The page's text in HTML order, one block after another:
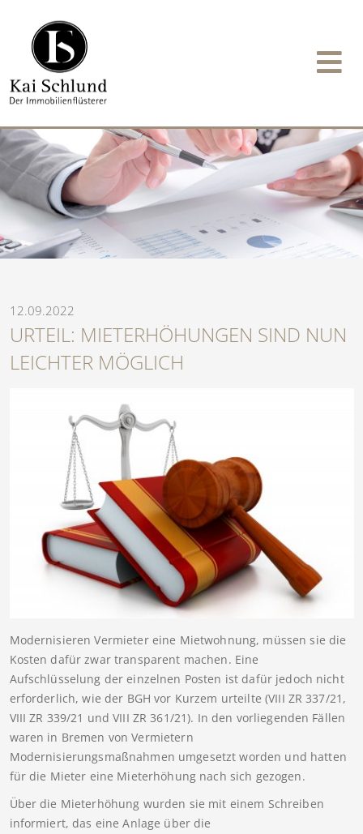
12.09.2022
URTEIL: MIETERHÖHUNGEN SIND NUN
LEICHTER MÖGLICH
Modernisieren Vermieter eine Mietwohnung, müssen sie die
Kosten dafür zwar transparent machen. Eine
Aufschlüsselung der einzelnen Posten ist dafür jedoch nicht
erforderlich, wie der BGH vor Kurzem urteilte (VIII ZR 337/21,
VIII ZR 339/21 und VIII ZR 361/21). In den vorliegenden Fällen
waren in Bremen von Vermietern
Modernisierungsmaßnahmen umgesetzt worden und hatten
für die Mieter eine Mieterhöhung nach sich gezogen.
Über die Mieterhöhung wurden sie mit einem Schreiben
informiert, das eine Anlage über die